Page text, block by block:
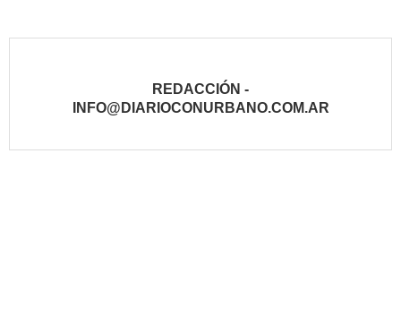
REDACCIÓN -
INFO@DIARIOCONURBANO.COM.AR